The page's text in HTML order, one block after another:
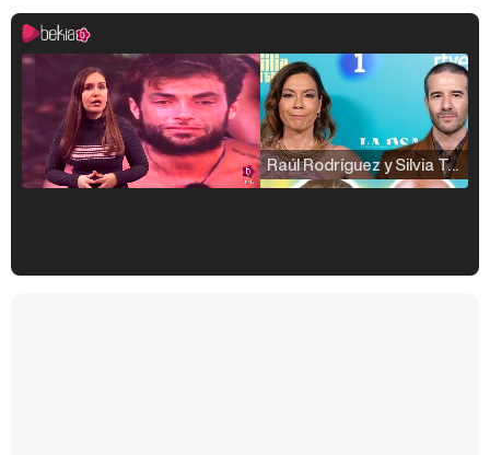
Raúl Rodríguez y Silvia Taulés nos cuentan su papel en 'La familia de la tele'